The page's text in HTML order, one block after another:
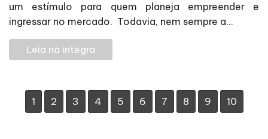
um estímulo para quem planeja empreender e
ingressar no mercado. Todavia, nem sempre a...
Leia na integra
1 2 3 4 5 6 7 8 9 10